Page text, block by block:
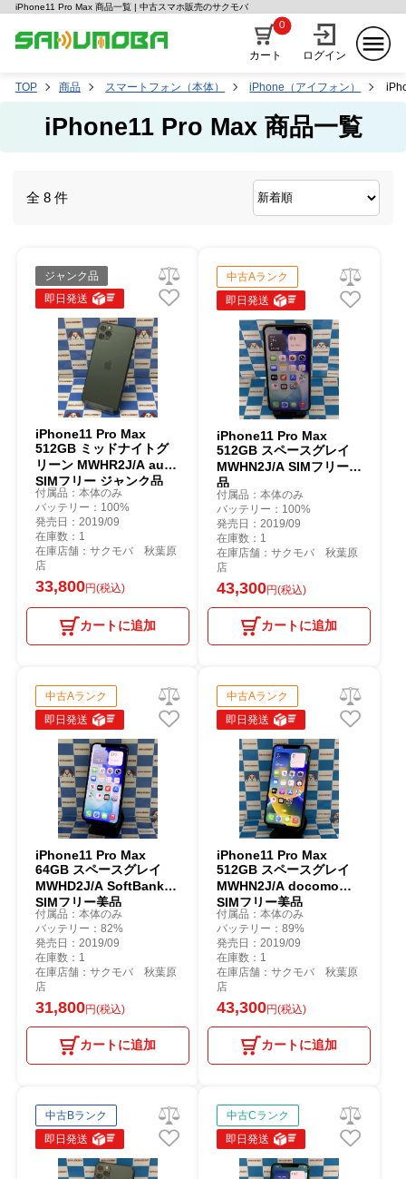
iPhone11 Pro Max 商品一覧 | 中古スマホ販売のサクモバ
カート
0
ログイン
TOP 商品 スマートフォン（本体） iPhone（アイフォン）
iPhone11 Pro Max 商品一覧
全 8 件
ジャンク品
即日発送
iPhone11 Pro Max
512GB ミッドナイトグ
リーン MWHR2J/A au版
SIMフリー ジャンク品
付属品：本体のみ
バッテリー：100%
発売日：2019/09
在庫数：1
在庫店舗：サクモバ 秋葉原
店
33,800円(税込)
カートに追加
中古Aランク
即日発送
iPhone11 Pro Max
512GB スペースグレイ
MWHN2J/A SIMフリー美
品
付属品：本体のみ
バッテリー：100%
発売日：2019/09
在庫数：1
在庫店舗：サクモバ 秋葉原
店
43,300円(税込)
カートに追加
中古Aランク
即日発送
iPhone11 Pro Max
64GB スペースグレイ
MWHD2J/A SoftBank版
SIMフリー美品
付属品：本体のみ
バッテリー：82%
発売日：2019/09
在庫数：1
在庫店舗：サクモバ 秋葉原
店
31,800円(税込)
カートに追加
中古Aランク
即日発送
iPhone11 Pro Max
512GB スペースグレイ
MWHN2J/A docomo版
SIMフリー美品
付属品：本体のみ
バッテリー：89%
発売日：2019/09
在庫数：1
在庫店舗：サクモバ 秋葉原
店
43,300円(税込)
カートに追加
中古Bランク
即日発送
中古Cランク
即日発送